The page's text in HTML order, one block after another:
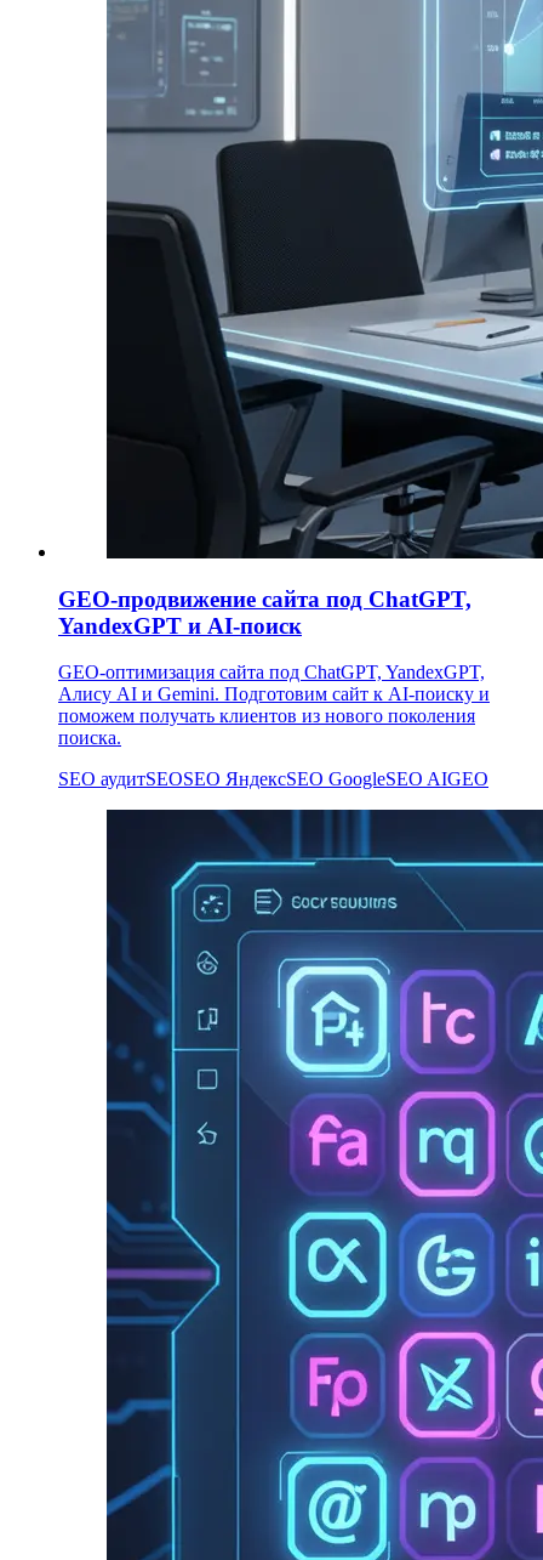
GEO-продвижение сайта под ChatGPT,
YandexGPT и AI-поиск
GEO-оптимизация сайта под ChatGPT, YandexGPT,
Алису AI и Gemini. Подготовим сайт к AI-поиску и
поможем получать клиентов из нового поколения
поиска.
SEO аудитSEOSEO ЯндексSEO GoogleSEO AIGEO